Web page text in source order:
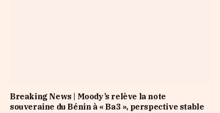
Breaking News | Moody’s relève la note
souveraine du Bénin à « Ba3 », perspective stable